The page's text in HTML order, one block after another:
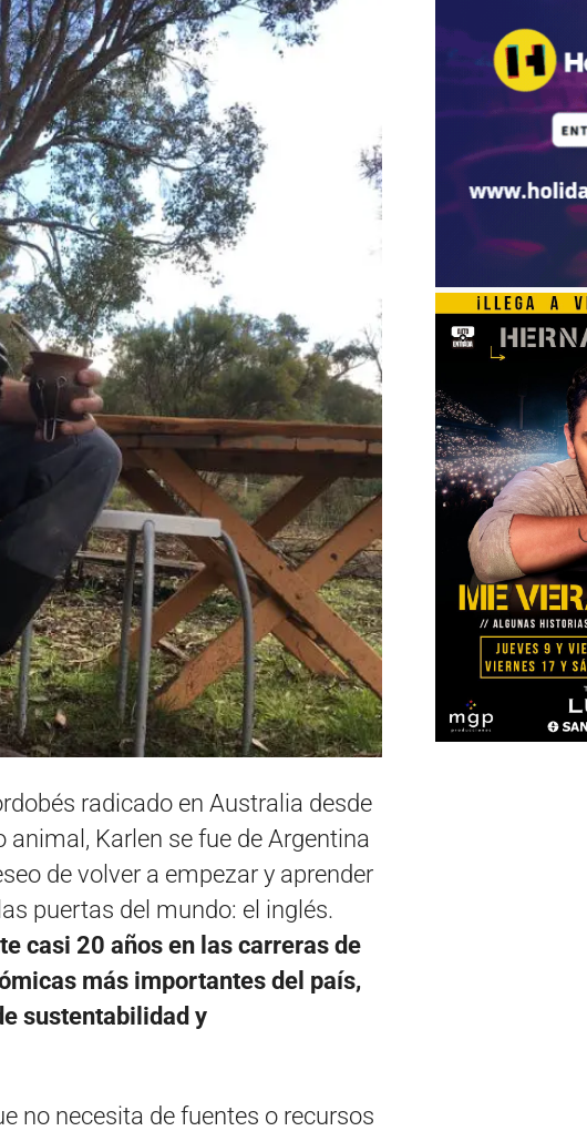
radicado en Australia desde
Karlen se fue de Argentina
de volver a empezar y aprender
puertas del mundo: el inglés.
casi 20 años en las carreras de
más importantes del país,
sustentabilidad y
no necesita de fuentes o recursos